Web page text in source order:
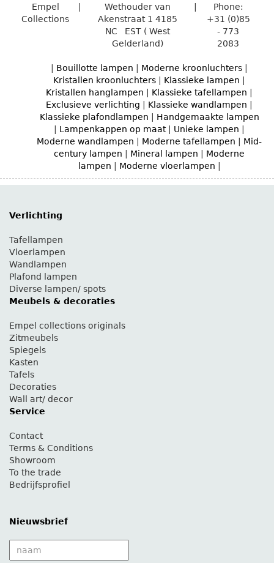
Empel
Collections
Wethouder van
Akenstraat 1 4185
NC EST ( West
Gelderland)
Phone:
+31 (0)85
- 773
2083
Bouillotte lampen Moderne kroonluchters
Kristallen kroonluchters
Klassieke lampen
Kristallen hanglampen
Klassieke tafellampen
Exclusieve verlichting
Klassieke wandlampen
Klassieke plafondlampen
Handgemaakte lampen
Lampenkappen op maat| Unieke lampen
Moderne wandlampen
Moderne tafellampen
Mid-
century lampen
Mineral lampen
Moderne
lampen
Moderne vloerlampen
Verlichting
Tafellampen
Vloerlampen
Wandlampen
Plafond lampen
Diverse lampen/ spots
Meubels & decoraties
Empel collections originals
Zitmeubels
Spiegels
Kasten
Tafels
Decoraties
Wall art/ decor
Service
Contact
Terms & Conditions
Showroom
To the trade
Bedrijfsprofiel
Nieuwsbrief